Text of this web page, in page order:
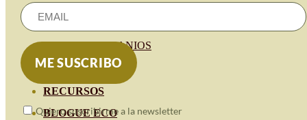
GERANIOS
VIVERO
RECURSOS
BLOGUE ECO
Quiero suscribirme a la newsletter